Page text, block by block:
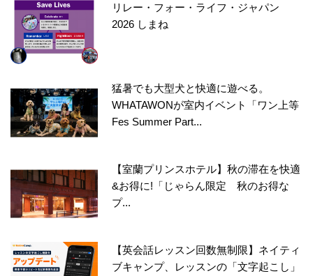
リレー・フォー・ライフ・ジャパン
2026 しまね
猛暑でも大型犬と快適に遊べる。
WHATAWONが室内イベント「ワン上等
Fes Summer Part...
【室蘭プリンスホテル】秋の滞在を快適
&お得に!「じゃらん限定 秋のお得な
プ...
【英会話レッスン回数無制限】ネイティ
ブキャンプ、レッスンの「文字起こし」